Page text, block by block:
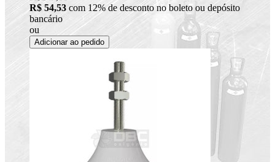
R$ 54,53 com 12% de desconto no boleto ou depósito
bancário
ou
Adicionar ao pedido